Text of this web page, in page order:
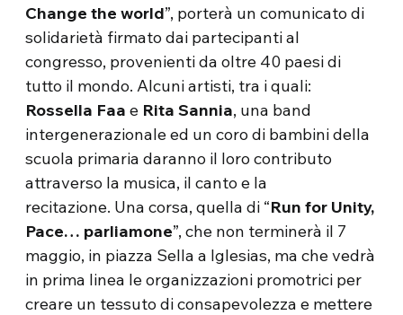
Change the world”, porterà un comunicato di
solidarietà firmato dai partecipanti al
congresso, provenienti da oltre 40 paesi di
tutto il mondo. Alcuni artisti, tra i quali:
Rossella Faa e Rita Sannia, una band
intergenerazionale ed un coro di bambini della
scuola primaria daranno il loro contributo
attraverso la musica, il canto e la
recitazione. Una corsa, quella di “Run for Unity,
Pace… parliamone”, che non terminerà il 7
maggio, in piazza Sella a Iglesias, ma che vedrà
in prima linea le organizzazioni promotrici per
creare un tessuto di consapevolezza e mettere